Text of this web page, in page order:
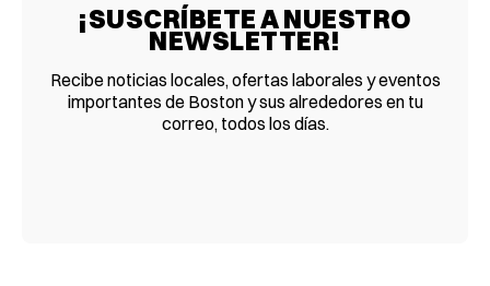
¡SUSCRÍBETE A NUESTRO
NEWSLETTER!
Recibe noticias locales, ofertas laborales y eventos
importantes de Boston y sus alrededores en tu
correo, todos los días.